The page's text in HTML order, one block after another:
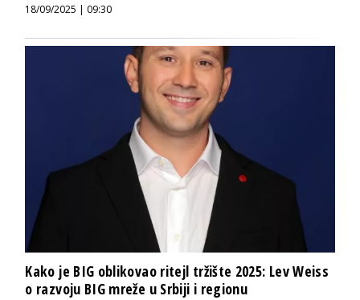
18/09/2025 | 09:30
Kako je BIG oblikovao ritejl tržište 2025: Lev Weiss
o razvoju BIG mreže u Srbiji i regionu